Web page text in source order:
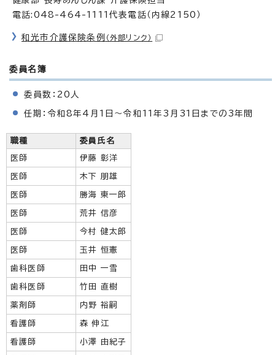
電話:048-464-1111代表電話（内線2150）
和光市介護保険条例 （外部リンク）
委員名簿
委員数：20人
任期：令和8年4月1日～令和11年3月31日までの3年間
職種 委員氏名
医師 伊藤 彰洋
医師 木下 朋雄
医師 勝海 東一郎
医師 荒井 信彦
医師 今村 健太郎
医師 玉井 恒憲
歯科医師 田中 一雪
歯科医師 竹田 直樹
薬剤師 内野 裕嗣
看護師 森 伸江
看護師 小澤 由紀子